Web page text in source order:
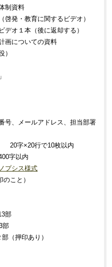
制資料
啓発・教育に関するビデオ）
デオ１本（後に返却する）
画についての資料
）
号、メールアドレス、担当部署
20字×20行で10枚以内
字以内
プシス様式
こと）
部
部
（押印あり）